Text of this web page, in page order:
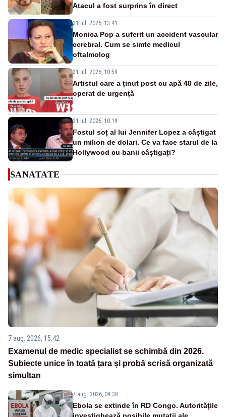
Atacul a fost surprins în direct
31 iul. 2026, 13:41
Monica Pop a suferit un accident vascular
cerebral. Cum se simte medicul
oftalmolog
31 iul. 2026, 10:59
Artistul care a ținut post cu apă 40 de zile,
operat de urgență
31 iul. 2026, 10:19
Fostul soț al lui Jennifer Lopez a câștigat
un milion de dolari. Ce va face starul de la
Hollywood cu banii câștigați?
SANATATE
7 aug. 2026, 15:42
Examenul de medic specialist se schimbă din 2026.
Subiecte unice în toată țara și probă scrisă organizată
simultan
7 aug. 2026, 09:38
Ebola se extinde în RD Congo. Autoritățile